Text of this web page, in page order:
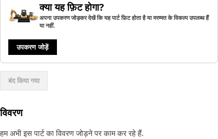
क्या यह फ़िट होगा?
अपना उपकरण जोड़कर देखें कि यह पार्ट फ़िट होता है या मरम्मत के विकल्प उपलब्ध हैं
या नहीं.
उपकरण जोड़ें
बंद किया गया
विवरण
हम अभी इस पार्ट का विवरण जोड़ने पर काम कर रहे हैं.